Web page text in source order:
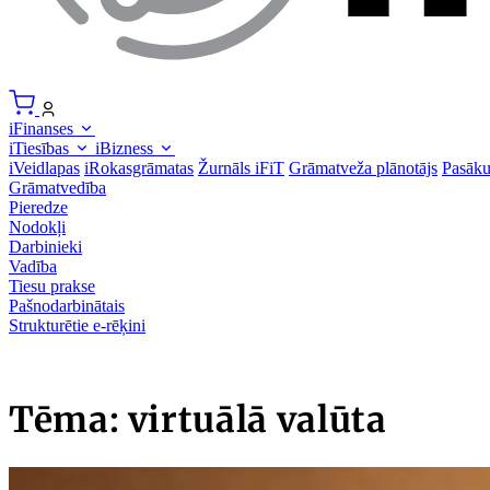
iFinanses
iTiesības
iBizness
iVeidlapas iRokasgrāmatas Žurnāls iFiT Grāmatveža plānotājs
Grāmatvedība
Pieredze
Nodokļi
Darbinieki
Vadība
Tiesu prakse
Pašnodarbinātais
Strukturētie e-rēķini
Tēma: virtuālā valūta